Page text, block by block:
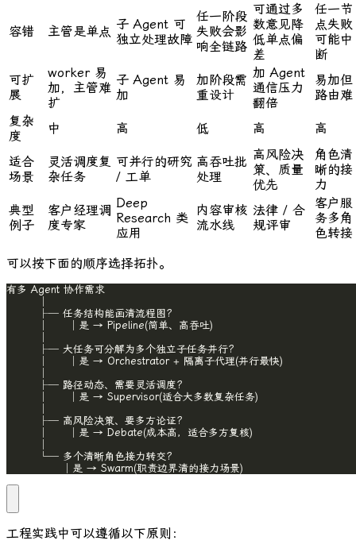
容错 主管是单点 子 Agent 可
独立处理故障
任一阶段
失败会影
响全链路
可通过多
数意见降
低单点偏
差
任一节
点失败
可能中
断
可扩
展
worker 易
加，主管难
扩
子 Agent 易
加
加阶段需
重设计
加 Agent
通信压力
翻倍
易加但
路由难
复杂
度
中 高 低 高 高
适合
场景
灵活调度复
杂任务
可并行的研究
/ 工单
高吞吐批
处理
高风险决
策、质量
优先
角色清
晰的接
力
典型
例子
客户经理调
度专家
Deep
Research 类
应用
内容审核
流水线
法律 / 合
规评审
客户服
务多角
色转接
可以按下面的顺序选择拓扑。
              │是 → Swarm(职责边界清的接力场景)
工程实践中可以遵循以下原则：